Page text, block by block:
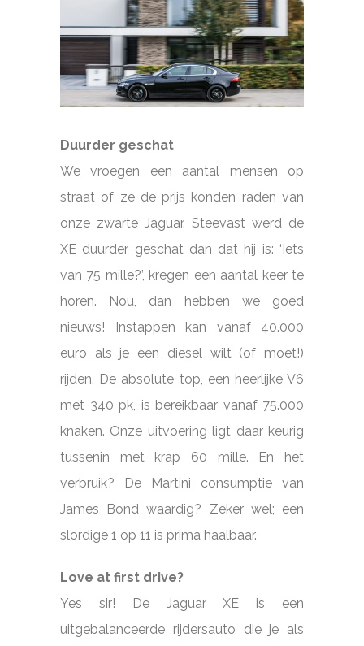
Duurder geschat
We vroegen een aantal mensen op
straat of ze de prijs konden raden van
onze zwarte Jaguar. Steevast werd de
XE duurder geschat dan dat hij is: ‘Iets
van 75 mille?’, kregen een aantal keer te
horen. Nou, dan hebben we goed
nieuws! Instappen kan vanaf 40.000
euro als je een diesel wilt (of moet!)
rijden. De absolute top, een heerlijke V6
met 340 pk, is bereikbaar vanaf 75.000
knaken. Onze uitvoering ligt daar keurig
tussenin met krap 60 mille. En het
verbruik? De Martini consumptie van
James Bond waardig? Zeker wel; een
slordige 1 op 11 is prima haalbaar.
Love at first drive?
Yes sir! De Jaguar XE is een
uitgebalanceerde rijdersauto die je als